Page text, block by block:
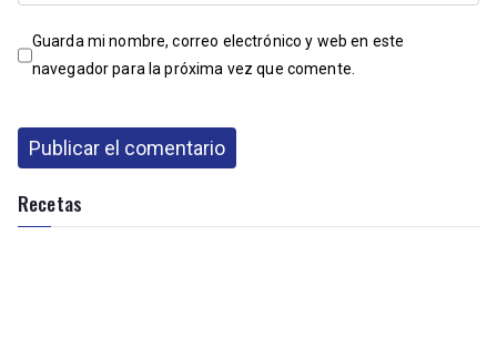
Guarda mi nombre, correo electrónico y web en este
navegador para la próxima vez que comente.
Recetas